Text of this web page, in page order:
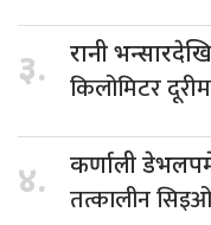
३. रानी भन्सारदेखि
किलोमिटर
४. कर्णाली
तत्कालीन